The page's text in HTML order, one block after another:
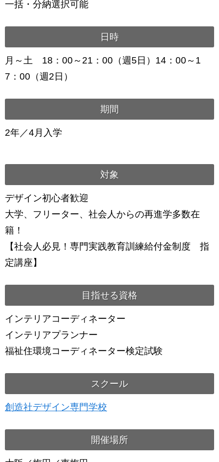
一括・分納選択可能
日時
月～土 18：00～21：00（週5日）14：00～1
7：00（週2日）
期間
2年／4月入学
対象
デザイン初心者歓迎
大学、フリーター、社会人からの再進学多数在
籍！
【社会人必見！専門実践教育訓練給付金制度 指
定講座】
目指せる資格
インテリアコーディネーター
インテリアプランナー
福祉住環境コーディネーター検定試験
スクール
創造社デザイン専門学校
開催場所